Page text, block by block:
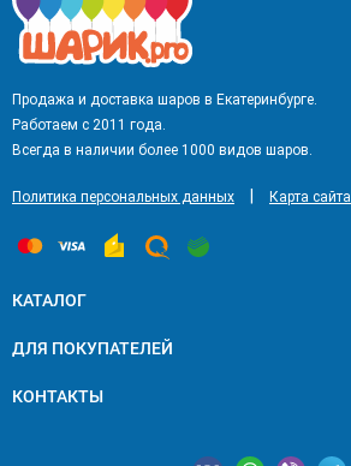
Продажа и доставка шаров в Екатеринбурге.
Работаем с 2011 года.
Всегда в наличии более 1000 видов шаров.
Политика персональных данных Карта сайта
КАТАЛОГ
ДЛЯ ПОКУПАТЕЛЕЙ
КОНТАКТЫ